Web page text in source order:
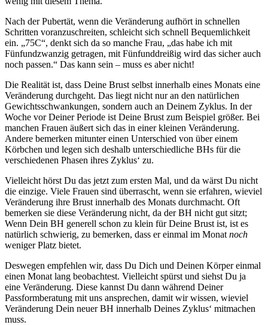
Nach der Pubertät, wenn die Veränderung aufhört in schnellen
Schritten voranzuschreiten, schleicht sich schnell Bequemlichkeit
ein. „75C“, denkt sich da so manche Frau, „das habe ich mit
Fünfundzwanzig getragen, mit Fünfunddreißig wird das sicher auch
noch passen.“ Das kann sein – muss es aber nicht!
Die Realität ist, dass Deine Brust selbst innerhalb eines Monats eine
Veränderung durchgeht. Das liegt nicht nur an den natürlichen
Gewichtsschwankungen, sondern auch an Deinem Zyklus. In der
Woche vor Deiner Periode ist Deine Brust zum Beispiel größer. Bei
manchen Frauen äußert sich das in einer kleinen Veränderung.
Andere bemerken mitunter einen Unterschied von über einem
Körbchen und legen sich deshalb unterschiedliche BHs für die
verschiedenen Phasen ihres Zyklus‘ zu.
Vielleicht hörst Du das jetzt zum ersten Mal, und da wärst Du nicht
die einzige. Viele Frauen sind überrascht, wenn sie erfahren, wieviel
Veränderung ihre Brust innerhalb des Monats durchmacht. Oft
bemerken sie diese Veränderung nicht, da der BH nicht gut sitzt;
Wenn Dein BH generell schon zu klein für Deine Brust ist, ist es
natürlich schwierig, zu bemerken, dass er einmal im Monat noch
weniger Platz bietet.
Deswegen empfehlen wir, dass Du Dich und Deinen Körper einmal
einen Monat lang beobachtest. Vielleicht spürst und siehst Du ja
eine Veränderung. Diese kannst Du dann während Deiner
Passformberatung mit uns ansprechen, damit wir wissen, wieviel
Veränderung Dein neuer BH innerhalb Deines Zyklus‘ mitmachen
muss.